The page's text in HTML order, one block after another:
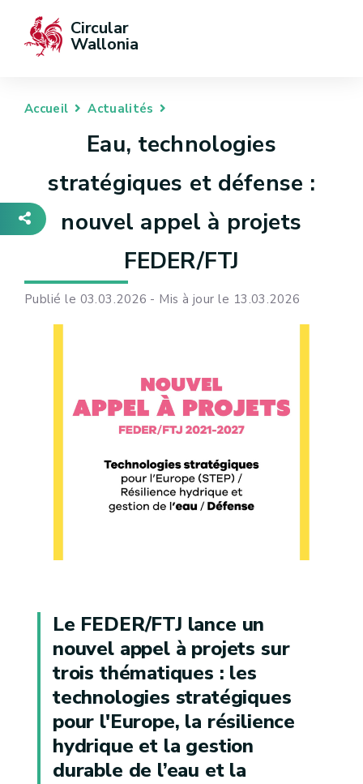
Circular
Wallonia
Accueil Actualités
Eau, technologies
stratégiques et défense :
nouvel appel à projets
FEDER/FTJ
Publié le 03.03.2026 - Mis à jour le 13.03.2026
Le FEDER/FTJ lance un
nouvel appel à projets sur
trois thématiques : les
technologies stratégiques
pour l'Europe, la résilience
hydrique et la gestion
durable de l’eau et la